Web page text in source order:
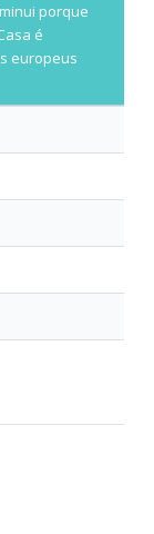
porque
é
europeus